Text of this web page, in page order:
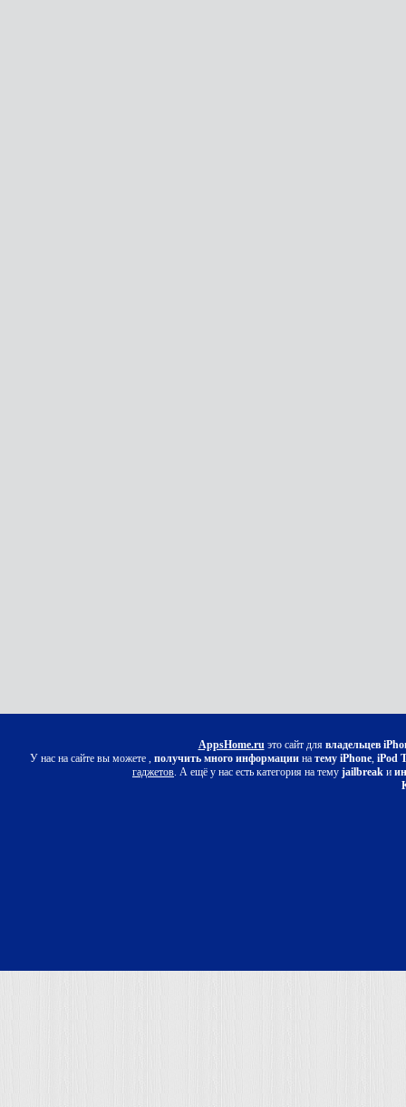
AppsHome.ruэто сайт для владельцев
У нас на сайте вы можете , получить много информациина тему iPhone,iPod
гаджетов. А ещё у нас есть категория на тему jailbreak и